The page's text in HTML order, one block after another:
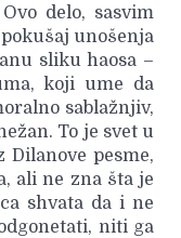
delo, sasvim
unošenja
sliku haosa –
koji ume da
sablažnjiv,
To je svet u
pesme,
ali ne zna šta je
shvata da i ne
niti ga